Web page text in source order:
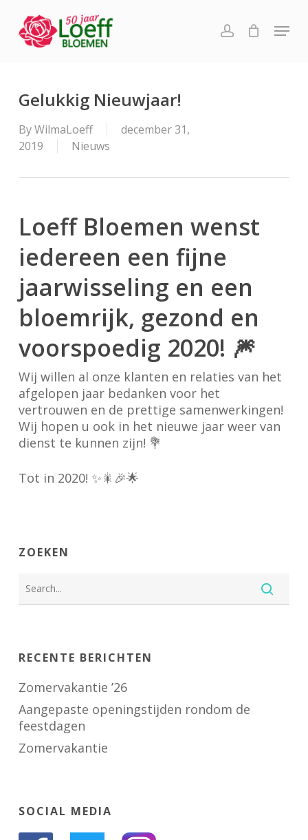
main
account
Menu
Gelukkig Nieuwjaar!
ByWilmaLoeff
december 31,
2019
Nieuws
Loeff Bloemen wenst
iedereen een fijne
jaarwisseling en een
bloemrijk, gezond en
voorspoedig 2020! 🎆
Wij willen al onze klanten en relaties van het
afgelopen jaar bedanken voor het
vertrouwen en de prettige samenwerkingen!
Wij hopen u ook in het nieuwe jaar weer van
dienst te kunnen zijn! 💐
Tot in 2020! ✨🎇 🎉🌟
ZOEKEN
RECENTE BERICHTEN
Zomervakantie ’26
Aangepaste openingstijden rondom de
feestdagen
Zomervakantie
SOCIAL MEDIA